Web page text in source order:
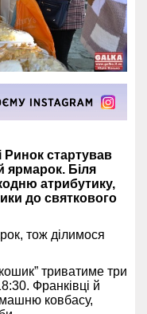
Ринок стартував
ярмарок. Біля
атрибутику,
до святкового
тож ділимося
триватиме три
Франківці й
ковбасу,